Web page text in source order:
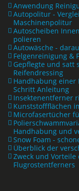
Anwendung
Autopolitur -
Maschinenpolitur
Autoscheiben
polieren
Autowäsche -
Felgenreinigung &
Gepflegte und satt
Reifendressing
Handhabung
Schritt Anleitung
Insektenentferner
Kunststoffflächen
Microfasertücher
Handhabung und
Snow Foam -
Überblick der
Zweck und
Flugrostentferners